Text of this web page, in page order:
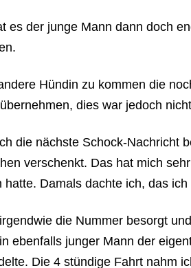
es der junge Mann dann doch
Hündin zu kommen die
dies war jedoch
die nächste Schock-Nachricht
verschenkt. Das hat mich
Damals dachte ich, das
die Nummer besorgt
ebenfalls junger Mann der
Die 4 stündige Fahrt nahm